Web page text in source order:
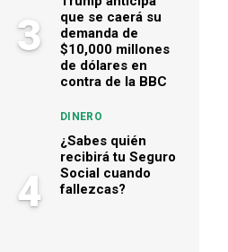
3
que se caerá su
demanda de
$10,000 millones
de dólares en
contra de la BBC
4
DINERO
¿Sabes quién
recibirá tu Seguro
Social cuando
fallezcas?